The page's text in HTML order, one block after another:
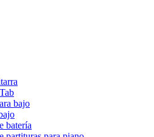
bajo
batería